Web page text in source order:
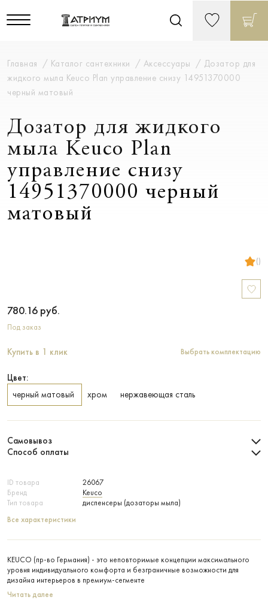
Главная Каталог сантехники Аксессуары
Дозатор для
жидкого мыла Keuco Plan управление снизу 14951370000
черный матовый
Дозатор для жидкого
мыла Keuco Plan
управление снизу
14951370000 черный
матовый
()
ID товара
26067
Бренд
Keuco
Тип товара
диспенсеры (дозаторы мыла)
Все характеристики
KEUCO (пр-во Германия) - это неповторимые концепции максимального
уровня индивидуального комфорта и безграничные возможности для
дизайна интерьеров в премиум-сегменте
Читать далее
780.16 руб.
Под заказ
Купить в 1 клик Выбрать комплектацию
Цвет:
черный матовый
хром нержавеющая сталь
Самовывоз
Способ оплаты